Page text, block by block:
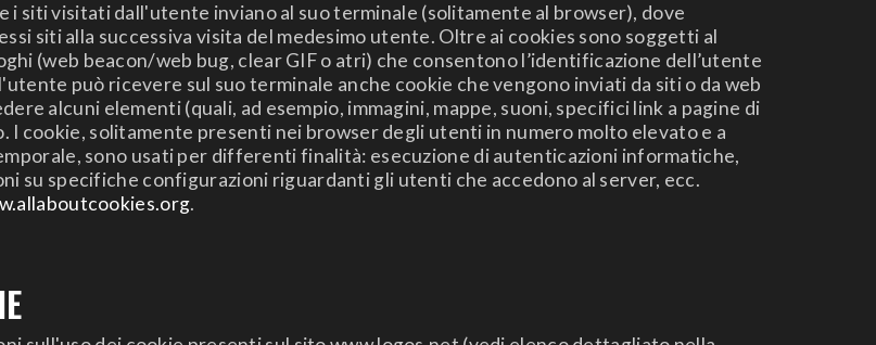
i siti visitati dall'utente inviano al suo terminale (solitamente al browser), dove
siti alla successiva visita del medesimo utente. Oltre ai cookies sono soggetti al
(web beacon/web bug, clear GIF o atri) che consentono l’identificazione dell’utente
può ricevere sul suo terminale anche cookie che vengono inviati da siti o da web
alcuni elementi (quali, ad esempio, immagini, mappe, suoni, specifici link a pagine di
I cookie, solitamente presenti nei browser degli utenti in numero molto elevato e a
sono usati per differenti finalità: esecuzione di autenticazioni informatiche,
su specifiche configurazioni riguardanti gli utenti che accedono al server, ecc.
.